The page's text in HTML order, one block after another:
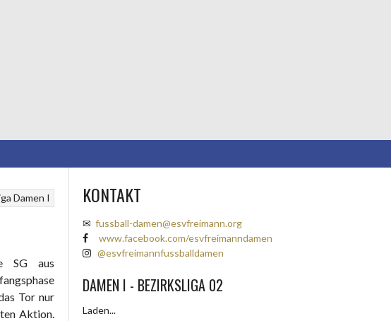
Damen I
SG aus
Tor nur
Aktion.
KONTAKT
✉fussball-damen@esvfreimann.org
www.facebook.com/esvfreimanndamen
@esvfreimannfussballdamen
DAMEN I - BEZIRKSLIGA 02
Laden...